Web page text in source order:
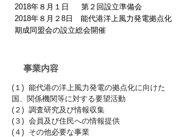
2018年８月１日 第２回設立準備会
2018年８月２8日 能代港洋上風力発電拠点化
期成同盟会の設立総会開催
事業内容
(１) 能代港の洋上風力発電の拠点化に向けた
国、関係機関等に対する要望活動
(２) 調査研究及び情報収集
(３) 会員及び住民への情報提供
(４) その他必要な事業